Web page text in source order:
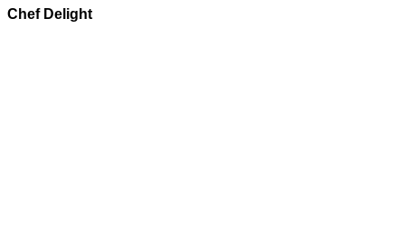
Chef Delight